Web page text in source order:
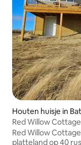
Houten huisje in
Red Willow Cottage
Red Willow
platteland op 40